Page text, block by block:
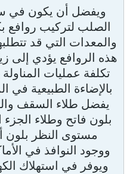
ويفضل أن يكون في
الصلب لتركيب روافع
والمعدات التي قد
هذه الروافع يؤدي إلى
تكلفة عمليات
بالإضاءة الطبيعية في
يفضل طلاء السقف
بلون فاتح وطلاء
مستوى النظر بلون
ووجود النوافذ في
ويوفر في استهلاك